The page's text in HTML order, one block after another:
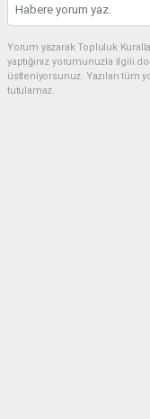
Yorum yazarak Topluluk
yaptığınız yorumunuzla ilgili
üstleniyorsunuz. Yazılan tüm
tutulamaz.